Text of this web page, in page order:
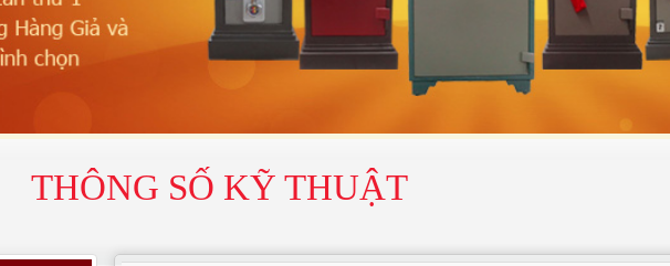
THÔNG SỐ KỸ THUẬT